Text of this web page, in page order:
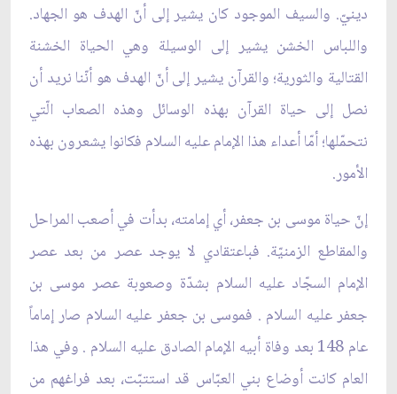
دينيّ. والسيف الموجود كان يشير إلى أنّ الهدف هو الجهاد.
واللباس الخشن يشير إلى الوسيلة وهي الحياة الخشنة
القتالية والثورية؛ والقرآن يشير إلى أنّ الهدف هو أنّنا نريد أن
نصل إلى حياة القرآن بهذه الوسائل وهذه الصعاب الّتي
نتحمّلها؛ أمّا أعداء هذا الإمام عليه السلام فكانوا يشعرون بهذه
الأمور.
إنّ حياة موسى بن جعفر، أي إمامته، بدأت في أصعب المراحل
والمقاطع الزمنيّة. فباعتقادي لا يوجد عصر من بعد عصر
الإمام السجّاد عليه السلام بشدّة وصعوبة عصر موسى بن
جعفر عليه السلام . فموسى بن جعفر عليه السلام صار إماماً
عام 148 بعد وفاة أبيه الإمام الصادق عليه السلام . وفي هذا
العام كانت أوضاع بني العبّاس قد استتبّت، بعد فراغهم من